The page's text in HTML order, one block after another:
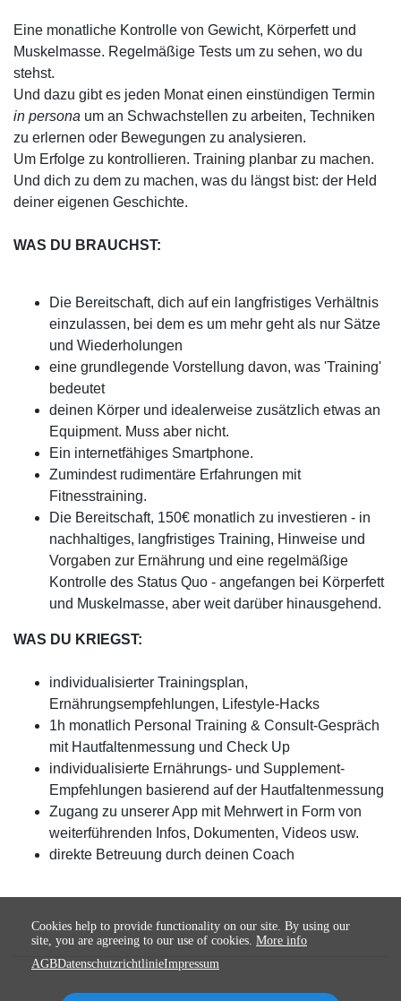
Eine monatliche Kontrolle von Gewicht, Körperfett und
Muskelmasse. Regelmäßige Tests um zu sehen, wo du
stehst.
Und dazu gibt es jeden Monat einen einstündigen Termin
in persona um an Schwachstellen zu arbeiten, Techniken
zu erlernen oder Bewegungen zu analysieren.
Um Erfolge zu kontrollieren. Training planbar zu machen.
Und dich zu dem zu machen, was du längst bist: der Held
deiner eigenen Geschichte.
WAS DU BRAUCHST:
Die Bereitschaft, dich auf ein langfristiges Verhältnis
einzulassen, bei dem es um mehr geht als nur Sätze
und Wiederholungen
eine grundlegende Vorstellung davon, was 'Training'
bedeutet
deinen Körper und idealerweise zusätzlich etwas an
Equipment. Muss aber nicht.
Ein internetfähiges Smartphone.
Zumindest rudimentäre Erfahrungen mit
Fitnesstraining.
Die Bereitschaft, 150€ monatlich zu investieren - in
nachhaltiges, langfristiges Training, Hinweise und
Vorgaben zur Ernährung und eine regelmäßige
Kontrolle des Status Quo - angefangen bei Körperfett
und Muskelmasse, aber weit darüber hinausgehend.
WAS DU KRIEGST:
individualisierter Trainingsplan,
Ernährungsempfehlungen, Lifestyle-Hacks
1h monatlich Personal Training & Consult-Gespräch
mit Hautfaltenmessung und Check Up
individualisierte Ernährungs- und Supplement-
Empfehlungen basierend auf der Hautfaltenmessung
Zugang zu unserer App mit Mehrwert in Form von
weiterführenden Infos, Dokumenten, Videos usw.
direkte Betreuung durch deinen Coach
Cookies help to provide functionality on our site. By using our
site, you are agreeing to our use of cookies. More info
AGBDatenschutzrichtlinieImpressum